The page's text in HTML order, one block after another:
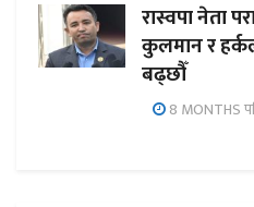
रास्वपा नेता
कुलमान र
बढ्छौँ
8 MONTHS